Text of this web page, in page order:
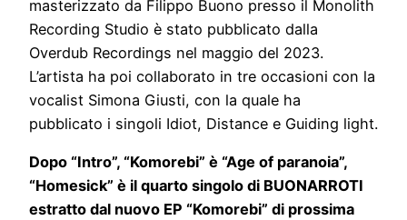
masterizzato da Filippo Buono presso il Monolith
Recording Studio è stato pubblicato dalla
Overdub Recordings nel maggio del 2023.
L’artista ha poi collaborato in tre occasioni con la
vocalist Simona Giusti, con la quale ha
pubblicato i singoli Idiot, Distance e Guiding light.
Dopo “Intro”, “Komorebi” è “Age of paranoia”,
“Homesick” è il quarto singolo di BUONARROTI
estratto dal nuovo EP “Komorebi” di prossima